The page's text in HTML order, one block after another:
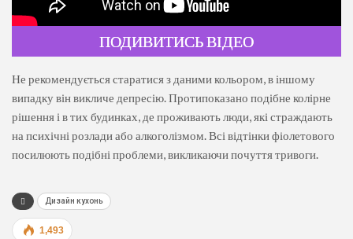
ПОДИВИТИСЬ ВІДЕО
Не рекомендується старатися з даними кольором, в іншому
випадку він викличе депресію. Протипоказано подібне колірне
рішення і в тих будинках, де проживають люди, які страждають
на психічні розлади або алкоголізмом. Всі відтінки фіолетового
посилюють подібні проблеми, викликаючи почуття тривоги.
Дизайн кухонь
1,493